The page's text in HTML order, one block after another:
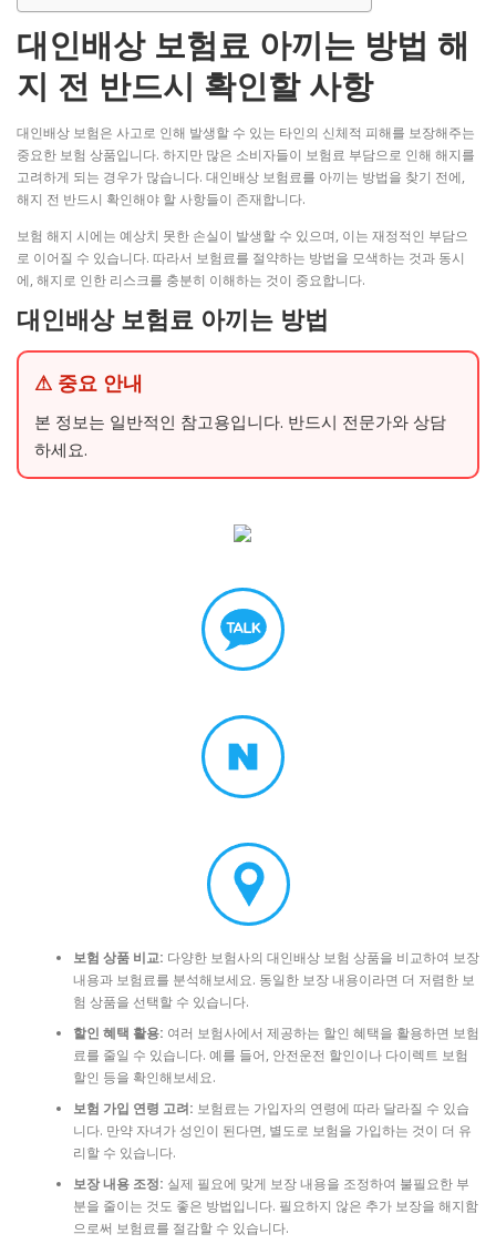
대인배상 보험료 아끼는 방법 해
지 전 반드시 확인할 사항
대인배상 보험은 사고로 인해 발생할 수 있는 타인의 신체적 피해를 보장해주는
중요한 보험 상품입니다. 하지만 많은 소비자들이 보험료 부담으로 인해 해지를
고려하게 되는 경우가 많습니다. 대인배상 보험료를 아끼는 방법을 찾기 전에,
해지 전 반드시 확인해야 할 사항들이 존재합니다.
보험 해지 시에는 예상치 못한 손실이 발생할 수 있으며, 이는 재정적인 부담으
로 이어질 수 있습니다. 따라서 보험료를 절약하는 방법을 모색하는 것과 동시
에, 해지로 인한 리스크를 충분히 이해하는 것이 중요합니다.
대인배상 보험료 아끼는 방법
⚠ 중요 안내
본 정보는 일반적인 참고용입니다. 반드시 전문가와 상담
하세요.
보험 상품 비교: 다양한 보험사의 대인배상 보험 상품을 비교하여 보장
내용과 보험료를 분석해보세요. 동일한 보장 내용이라면 더 저렴한 보
험 상품을 선택할 수 있습니다.
할인 혜택 활용: 여러 보험사에서 제공하는 할인 혜택을 활용하면 보험
료를 줄일 수 있습니다. 예를 들어, 안전운전 할인이나 다이렉트 보험
할인 등을 확인해보세요.
보험 가입 연령 고려: 보험료는 가입자의 연령에 따라 달라질 수 있습
니다. 만약 자녀가 성인이 된다면, 별도로 보험을 가입하는 것이 더 유
리할 수 있습니다.
보장 내용 조정: 실제 필요에 맞게 보장 내용을 조정하여 불필요한 부
분을 줄이는 것도 좋은 방법입니다. 필요하지 않은 추가 보장을 해지함
으로써 보험료를 절감할 수 있습니다.